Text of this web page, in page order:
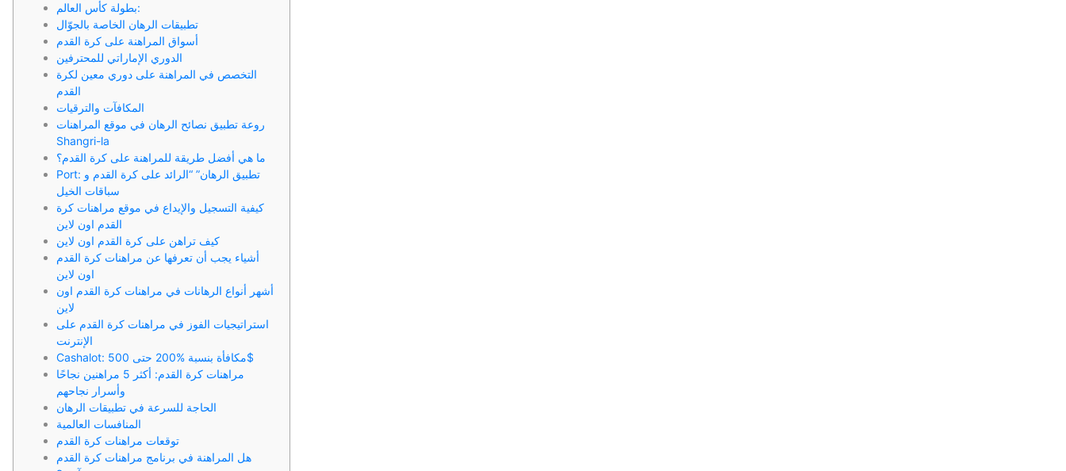
بطولة كأس العالم:
تطبيقات الرهان الخاصة بالجوّال
أسواق المراهنة على كرة القدم
الدوري الإماراتي للمحترفين
التخصص في المراهنة على دوري معين لكرة
القدم
المكافآت والترقيات
روعة تطبيق نصائح الرهان في موقع المراهنات
Shangri-la
ما هي أفضل طريقة للمراهنة على كرة القدم؟
Port: تطبيق الرهان” “الرائد على كرة القدم و
سباقات الخيل
كيفية التسجيل والإيداع في موقع مراهنات كرة
القدم اون لاين
كيف تراهن على كرة القدم اون لاين
أشياء يجب أن تعرفها عن مراهنات كرة القدم
اون لاين
أشهر أنواع الرهانات في مراهنات كرة القدم اون
لاين
استراتيجيات الفوز في مراهنات كرة القدم على
الإنترنت
Cashalot: مكافأة بنسبة %200 حتى 500$
مراهنات كرة القدم: أكثر 5 مراهنين نجاحًا
وأسرار نجاحهم
الحاجة للسرعة في تطبيقات الرهان
المنافسات العالمية
توقعات مراهنات كرة القدم
هل المراهنة في برنامج مراهنات كرة القدم